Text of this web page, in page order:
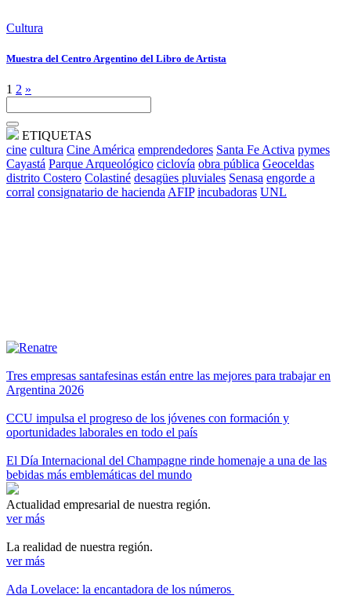
Cultura
Muestra del Centro Argentino del Libro de Artista
1 2 »
ETIQUETAS
cine cultura Cine América emprendedores Santa Fe Activa pymes
Cayastá Parque Arqueológico ciclovía obra pública Geoceldas
distrito Costero Colastiné desagües pluviales Senasa engorde a
corral consignatario de hacienda AFIP incubadoras UNL
Tres empresas santafesinas están entre las mejores para trabajar en
Argentina 2026
CCU impulsa el progreso de los jóvenes con formación y
oportunidades laborales en todo el país
El Día Internacional del Champagne rinde homenaje a una de las
bebidas más emblemáticas del mundo
Actualidad empresarial de nuestra región.
ver más
La realidad de nuestra región.
ver más
Ada Lovelace: la encantadora de los números